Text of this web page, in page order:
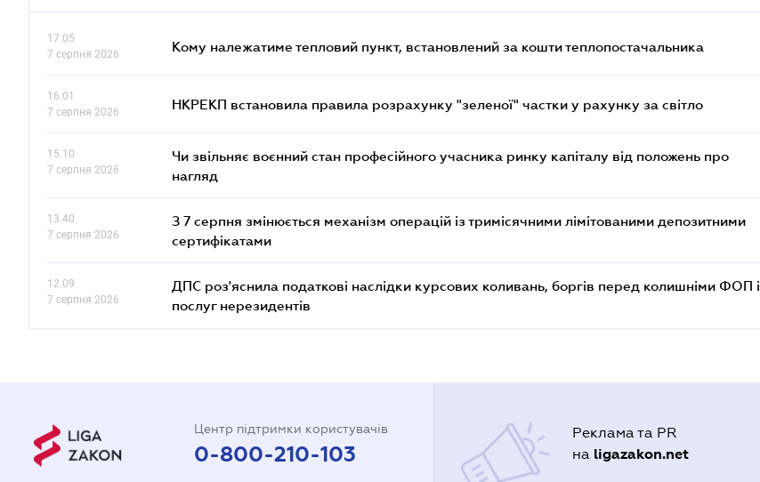
17.05
7 серпня 2026
Кому належатиме тепловий пункт, встановлений за кошти теплопостачальника
16.01
7 серпня 2026
НКРЕКП встановила правила розрахунку "зеленої" частки у рахунку за світло
15.10
7 серпня 2026
Чи звільняє воєнний стан професійного учасника ринку капіталу від положень про
нагляд
13.40
7 серпня 2026
З 7 серпня змінюється механізм операцій із тримісячними лімітованими депозитними
сертифікатами
12.09
7 серпня 2026
ДПС роз'яснила податкові наслідки курсових коливань, боргів перед колишніми ФОП і
послуг нерезидентів
Центр підтримки користувачів
0-800-210-103
Реклама та PR
на ligazakon.net